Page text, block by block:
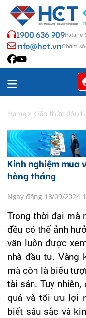
1900 636 909Hotline
info@hct.vnChăm
Home > Kiến thức đầu
Kinh nghiệm mua
hàng tháng
Ngày đăng 18/09/2024
Trong thời đại mà
đều có thể ảnh
vẫn luôn được
nhà đầu tư. Vàng
mà còn là biểu
tài sản. Tuy
quả và tối ưu lợi
biết sâu sắc và